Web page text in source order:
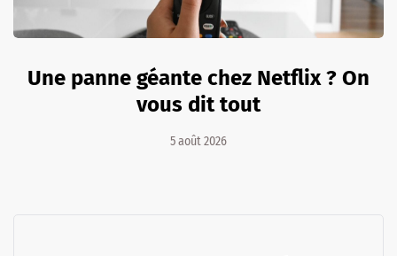
Une panne géante chez Netflix ? On
vous dit tout
5 août 2026